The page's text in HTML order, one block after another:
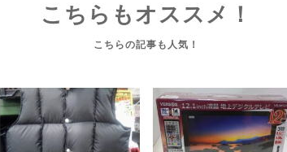
こちらもオススメ！